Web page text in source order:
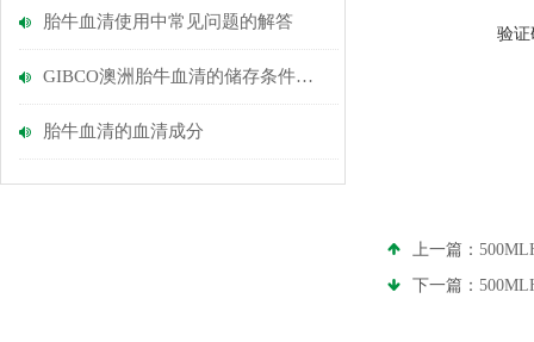
胎牛血清使用中常见问题的解答
GIBCO澳洲胎牛血清的储存条件和血清的蛋白提取工艺
胎牛血清的血清成分
验证
上一篇：
下一篇：